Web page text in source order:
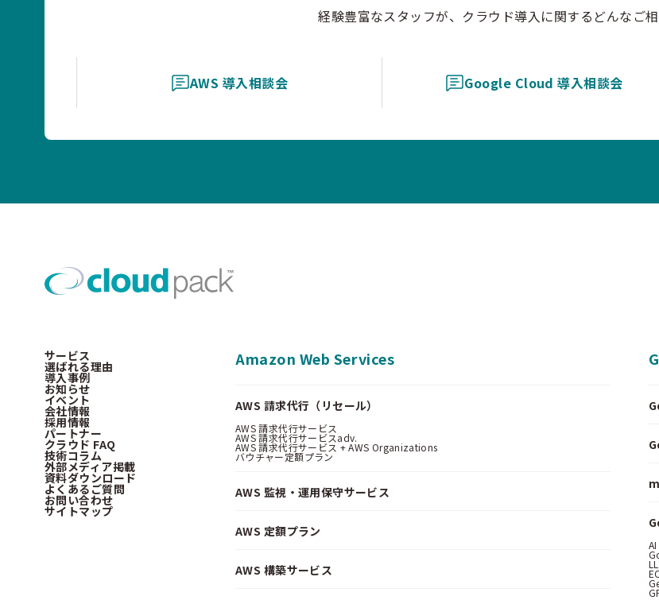
経験豊富なスタッフが、クラウド導入に関するどんなご
AWS 導入相談会 Google Cloud 導入相談会
サービス
選ばれる理由
導入事例
お知らせ
イベント
会社情報
採用情報
パートナー
クラウド FAQ
技術コラム
外部メディア掲載
資料ダウンロード
よくあるご質問
お問い合わせ
サイトマップ
Amazon Web Services
AWS 請求代行（リセール）
AWS 請求代行サービス
AWS 請求代行サービスadv.
AWS 請求代行サービス + AWS Organizations
バウチャー定額プラン
AWS 監視・運用保守サービス
AWS 定額プラン
AWS 構築サービス